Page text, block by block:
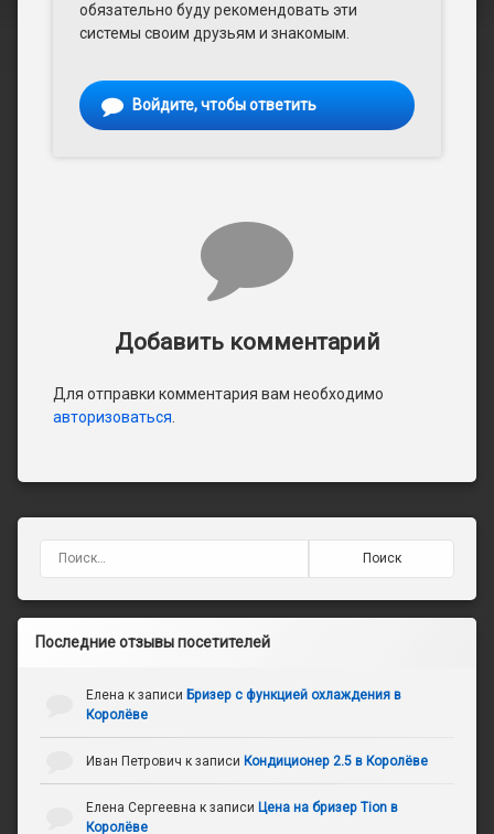
обязательно буду рекомендовать эти
системы своим друзьям и знакомым.
Войдите, чтобы ответить
Добавить комментарий
Для отправки комментария вам необходимо
авторизоваться.
Последние отзывы посетителей
Елена к записи Бризер с функцией охлаждения в
Королёве
Иван Петрович к записи Кондиционер 2.5 в Королёве
Елена Сергеевна к записи Цена на бризер Tion в
Королёве